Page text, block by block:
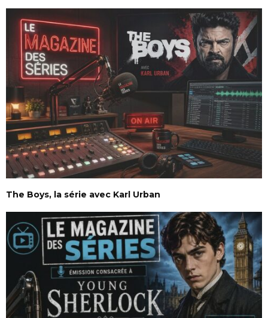
The Boys, la série avec Karl Urban